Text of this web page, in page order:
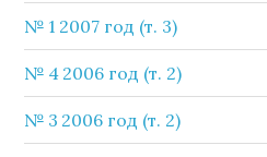
№ 1 2007 год (т. 3)
№ 4 2006 год (т. 2)
№ 3 2006 год (т. 2)